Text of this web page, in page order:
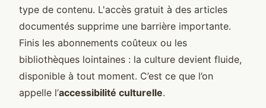
type de contenu. L'accès gratuit à des articles
documentés supprime une barrière importante.
Finis les abonnements coûteux ou les
bibliothèques lointaines : la culture devient fluide,
disponible à tout moment. C’est ce que l’on
appelle l’accessibilité culturelle.